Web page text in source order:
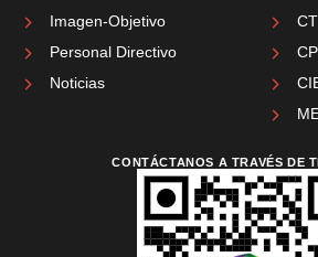
Imagen-Objetivo
Personal Directivo
Noticias
CONTÁCTANOS A TRAVÉS DE